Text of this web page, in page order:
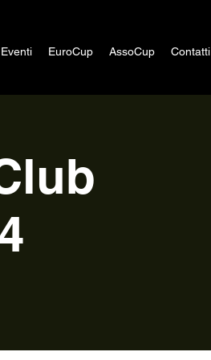
Eventi EuroCup AssoCup Contatti